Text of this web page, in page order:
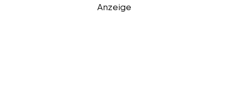
Anzeige